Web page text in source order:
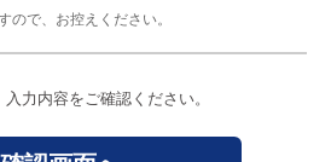
ので、お控えください。
力内容をご確認ください。